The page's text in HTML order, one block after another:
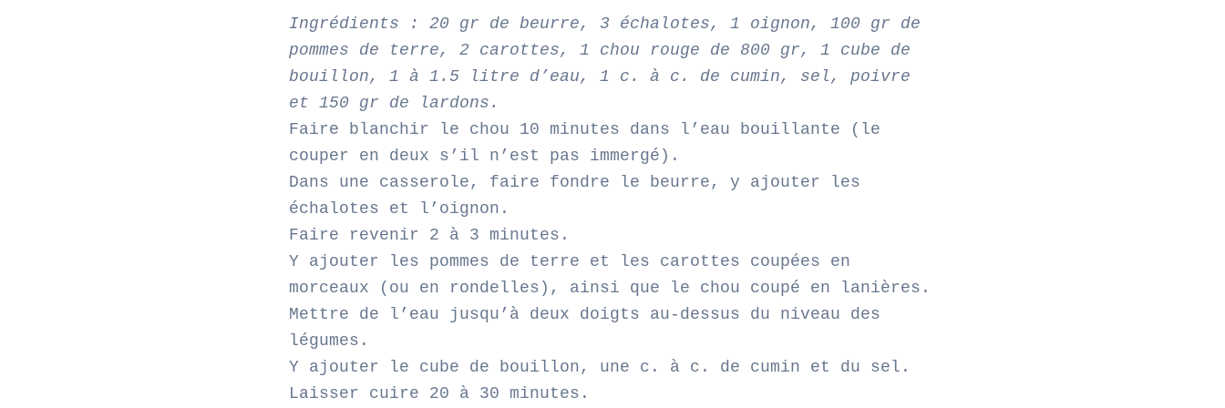
Ingrédients : 20 gr de beurre, 3 échalotes, 1 oignon, 100 gr de
pommes de terre, 2 carottes, 1 chou rouge de 800 gr, 1 cube de
bouillon, 1 à 1.5 litre d’eau, 1 c. à c. de cumin, sel, poivre
et 150 gr de lardons.
Faire blanchir le chou 10 minutes dans l’eau bouillante (le
couper en deux s’il n’est pas immergé).
Dans une casserole, faire fondre le beurre, y ajouter les
échalotes et l’oignon.
Faire revenir 2 à 3 minutes.
Y ajouter les pommes de terre et les carottes coupées en
morceaux (ou en rondelles), ainsi que le chou coupé en lanières.
Mettre de l’eau jusqu’à deux doigts au-dessus du niveau des
légumes.
Y ajouter le cube de bouillon, une c. à c. de cumin et du sel.
Laisser cuire 20 à 30 minutes.